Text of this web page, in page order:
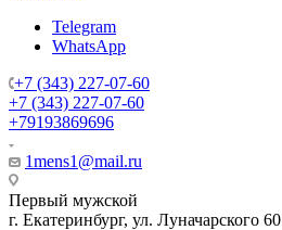
Telegram
WhatsApp
+7 (343) 227-07-60
+7 (343) 227-07-60
+79193869696
1mens1@mail.ru
Первый мужской
г. Екатеринбург, ул. Луначарского 60